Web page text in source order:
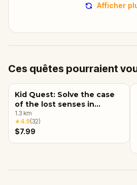
Afficher
Ces quêtes pourraient
Kid Quest: Solve the case
of the lost senses in
Bucharest
1.3 km
★4.9(32)
$7.99